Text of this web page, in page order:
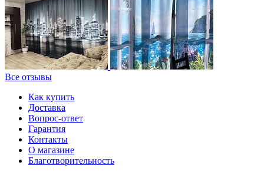
Все отзывы
Как купить
Доставка
Вопрос-ответ
Гарантия
Контакты
О магазине
Благотворительность